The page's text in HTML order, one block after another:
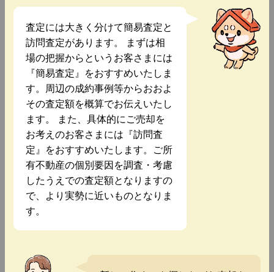
査定には大きく分けて簡易査定と
訪問査定があります。 まずは相
場の把握からというお客さまには
『簡易査定』をおすすめいたしま
す。周辺の成約事例等からおおよ
その査定額を概算でお伝えいたし
ます。 また、具体的にご売却を
お考えのお客さまには『訪問査
定』をおすすめいたします。ご所
有不動産の個別要因を調査・考慮
したうえでの査定額となりますの
で、より実勢に近いものとなりま
す。